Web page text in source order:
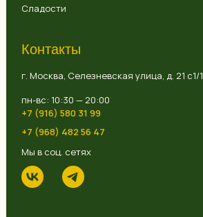
Сладости
Контакты
г. Москва, Селезневская улица, д. 21 с1/1
пн-вс: 10:30 — 20:00
+7 (916) 580 31 99
+7 (968) 482 56 47
Мы в соц. сетях